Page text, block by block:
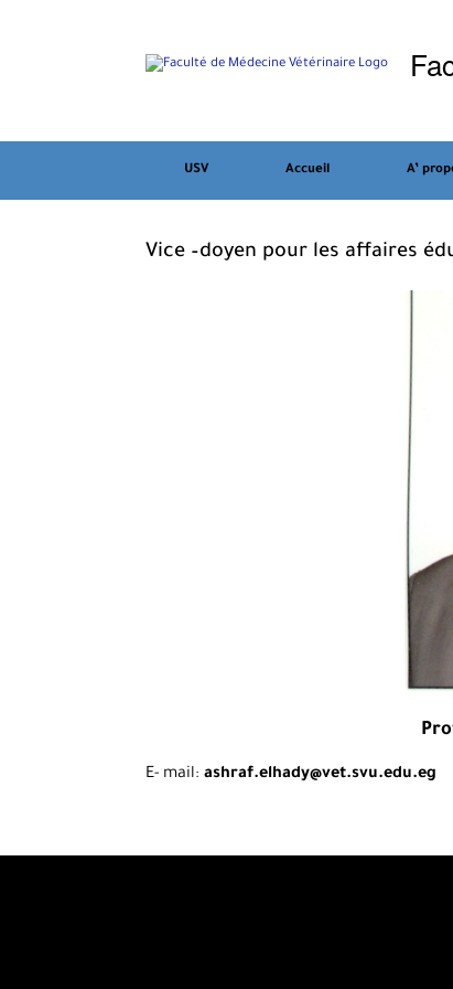
USV Accueil A’
Vice –doyen pour les affaires
E- mail: ashraf.elhady@vet.svu.edu.eg